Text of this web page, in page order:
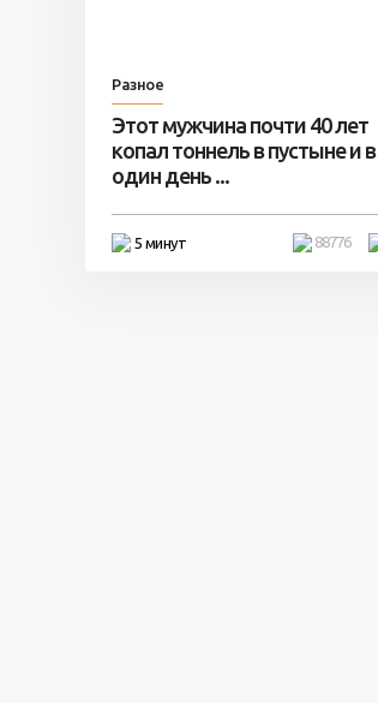
Разное
Этот мужчина почти 40 лет
копал тоннель в пустыне и в
один день ...
5 минут 88776